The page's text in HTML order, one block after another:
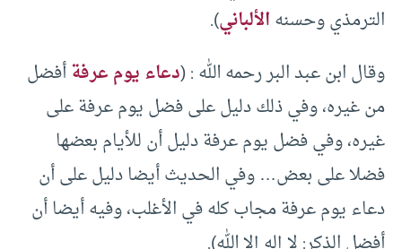
الترمذي وحسنهالألباني).
وقال ابن عبد البر رحمه الله : (دعاء يوم عرفةأفضل
من غيره، وفي ذلك دليل على فضل يوم عرفة على
غيره، وفي فضل يوم عرفة دليل أن للأيام بعضها
فضلا على بعض… وفي الحديث أيضا دليل على أن
دعاء يوم عرفة مجاب كله في الأغلب، وفيه أيضا أن